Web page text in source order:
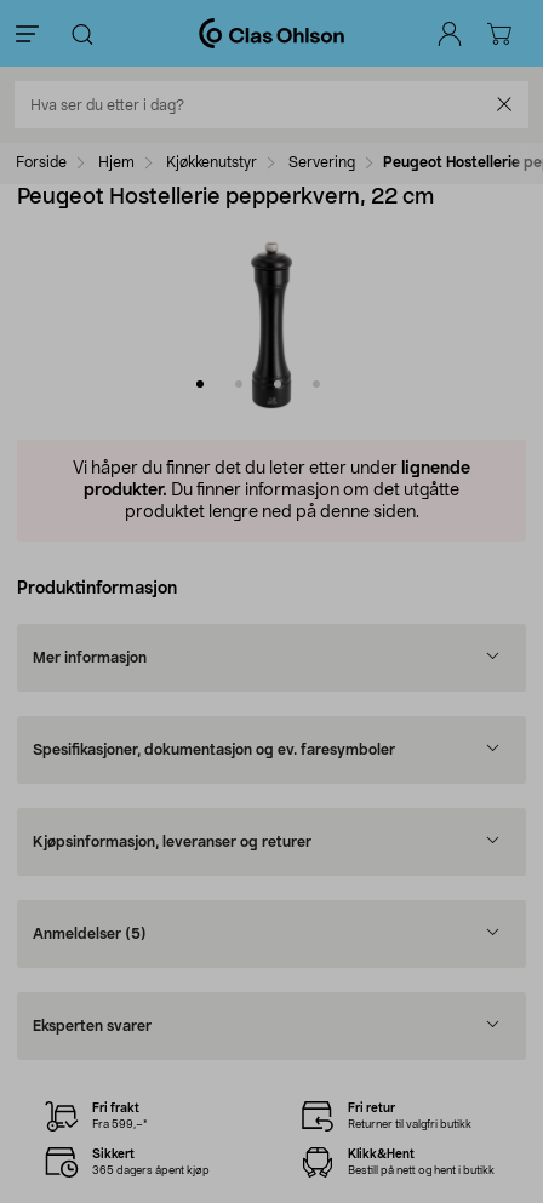
Forside Hjem Kjøkkenutstyr Servering Peugeot Hostellerie
Peugeot Hostellerie pepperkvern, 22 cm
Vi håper du finner det du leter etter under lignende
produkter. Du finner informasjon om det utgåtte
produktet lengre ned på denne siden.
Produktinformasjon
Mer informasjon
Spesifikasjoner, dokumentasjon og ev. faresymboler
Kjøpsinformasjon, leveranser og returer
Anmeldelser (5)
Eksperten svarer
Fri frakt
Fra 599,–*
Fri retur
Returner til valgfri butikk
Sikkert
365 dagers åpent kjøp
Klikk&Hent
Bestill på nett og hent i butikk